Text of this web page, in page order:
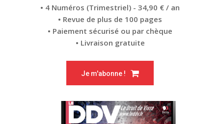
• 4 Numéros (Trimestriel) - 34,90 € / an
• Revue de plus de 100 pages
• Paiement sécurisé ou par chèque
• Livraison gratuite
Je m'abonne !